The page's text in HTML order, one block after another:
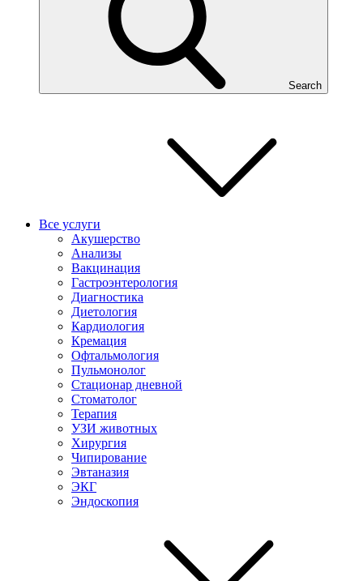
Search
Все услуги
Акушерство
Анализы
Вакцинация
Гастроэнтерология
Диагностика
Диетология
Кардиология
Кремация
Офтальмология
Пульмонолог
Стационар дневной
Стоматолог
Терапия
УЗИ животных
Хирургия
Чипирование
Эвтаназия
ЭКГ
Эндоскопия